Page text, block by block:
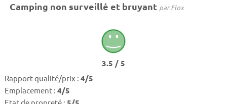
Camping non surveillé et bruyant par Flox
3.5 / 5
Rapport qualité/prix : 4/5
Emplacement : 4/5